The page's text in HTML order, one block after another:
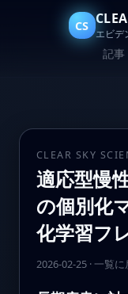
CS
エビデ
記事
CLEAR SKY
適応型慢
の個別化
化学習フ
2026-02-25· 一覧に